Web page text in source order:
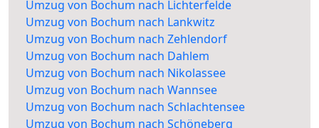
Umzug von Bochum nach Lichterfelde
Umzug von Bochum nach Lankwitz
Umzug von Bochum nach Zehlendorf
Umzug von Bochum nach Dahlem
Umzug von Bochum nach Nikolassee
Umzug von Bochum nach Wannsee
Umzug von Bochum nach Schlachtensee
Umzug von Bochum nach Schöneberg